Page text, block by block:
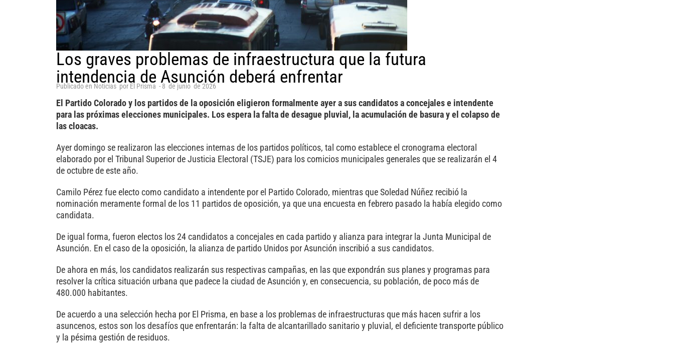
Los graves problemas de infraestructura que la futura
intendencia de Asunción deberá enfrentar
Publicado en Noticias por El Prisma - 8 de junio de 2026
El Partido Colorado y los partidos de la oposición eligieron formalmente ayer a sus candidatos a concejales e intendente
para las próximas elecciones municipales. Los espera la falta de desague pluvial, la acumulación de basura y el colapso de
las cloacas.
Ayer domingo se realizaron las elecciones internas de los partidos políticos, tal como establece el cronograma electoral
elaborado por el Tribunal Superior de Justicia Electoral (TSJE) para los comicios municipales generales que se realizarán el 4
de octubre de este año.
Camilo Pérez fue electo como candidato a intendente por el Partido Colorado, mientras que Soledad Núñez recibió la
nominación meramente formal de los 11 partidos de oposición, ya que una encuesta en febrero pasado la había elegido como
candidata.
De igual forma, fueron electos los 24 candidatos a concejales en cada partido y alianza para integrar la Junta Municipal de
Asunción. En el caso de la oposición, la alianza de partido Unidos por Asunción inscribió a sus candidatos.
De ahora en más, los candidatos realizarán sus respectivas campañas, en las que expondrán sus planes y programas para
resolver la crítica situación urbana que padece la ciudad de Asunción y, en consecuencia, su población, de poco más de
480.000 habitantes.
De acuerdo a una selección hecha por El Prisma, en base a los problemas de infraestructuras que más hacen sufrir a los
asuncenos, estos son los desafíos que enfrentarán: la falta de alcantarillado sanitario y pluvial, el deficiente transporte público
y la pésima gestión de residuos.